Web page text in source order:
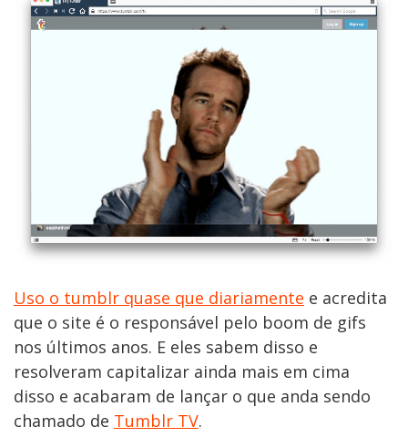
Uso o tumblr quase que diariamente e acredita
que o site é o responsável pelo boom de gifs
nos últimos anos. E eles sabem disso e
resolveram capitalizar ainda mais em cima
disso e acabaram de lançar o que anda sendo
chamado de Tumblr TV.